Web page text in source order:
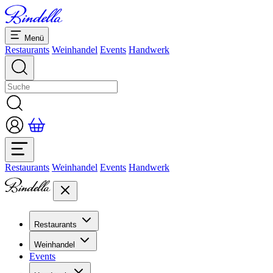
Menü
Restaurants Weinhandel Events Handwerk
Restaurants Weinhandel Events Handwerk
Restaurants
Übersicht Restaurants
Bankette & Events
Dolcezze
Weinhandel
Übersicht
Events